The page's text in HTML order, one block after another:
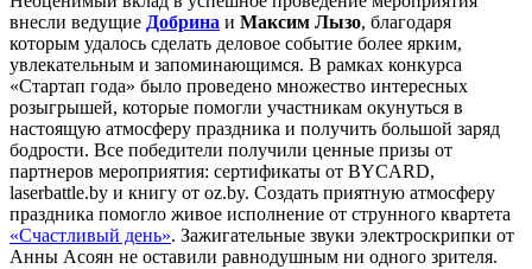
внесли ведущие Добрина и Максим Лызо, благодаря
которым удалось сделать деловое событие более ярким,
увлекательным и запоминающимся. В рамках конкурса
«Стартап года» было проведено множество интересных
розыгрышей, которые помогли участникам окунуться в
настоящую атмосферу праздника и получить большой заряд
бодрости. Все победители получили ценные призы от
партнеров мероприятия: сертификаты от BYCARD,
laserbattle.by и книгу от oz.by. Создать приятную атмосферу
праздника помогло живое исполнение от струнного квартета
«Счастливый день». Зажигательные звуки электроскрипки от
Анны Асоян не оставили равнодушным ни одного зрителя.